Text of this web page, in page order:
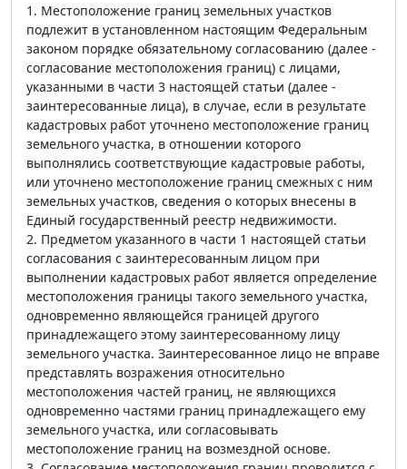
1. Местоположение границ земельных участков
подлежит в установленном настоящим Федеральным
законом порядке обязательному согласованию (далее -
согласование местоположения границ) с лицами,
указанными в части 3 настоящей статьи (далее -
заинтересованные лица), в случае, если в результате
кадастровых работ уточнено местоположение границ
земельного участка, в отношении которого
выполнялись соответствующие кадастровые работы,
или уточнено местоположение границ смежных с ним
земельных участков, сведения о которых внесены в
Единый государственный реестр недвижимости.
2. Предметом указанного в части 1 настоящей статьи
согласования с заинтересованным лицом при
выполнении кадастровых работ является определение
местоположения границы такого земельного участка,
одновременно являющейся границей другого
принадлежащего этому заинтересованному лицу
земельного участка. Заинтересованное лицо не вправе
представлять возражения относительно
местоположения частей границ, не являющихся
одновременно частями границ принадлежащего ему
земельного участка, или согласовывать
местоположение границ на возмездной основе.